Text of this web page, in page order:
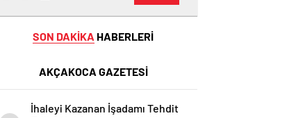
SON DAKİKA HABERLERİ
AKÇAKOCA GAZETESİ
İhaleyi Kazanan İşadamı Tehdit